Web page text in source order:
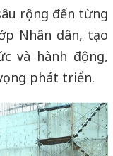
rộng đến từng
Nhân dân, tạo
và hành động,
phát triển.